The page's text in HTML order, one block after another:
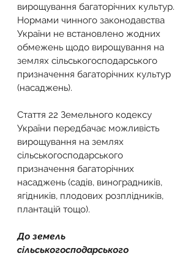
вирощування багаторічних культур.
Нормами чинного законодавства
України не встановлено жодних
обмежень щодо вирощування на
землях сільськогосподарського
призначення багаторічних культур
(насаджень).
Стаття 22 Земельного кодексу
України передбачає можливість
вирощування на землях
сільськогосподарського
призначення багаторічних
насаджень (садів, виноградників,
ягідників, плодових розплідників,
плантацій тощо).
До земель
сільськогосподарського